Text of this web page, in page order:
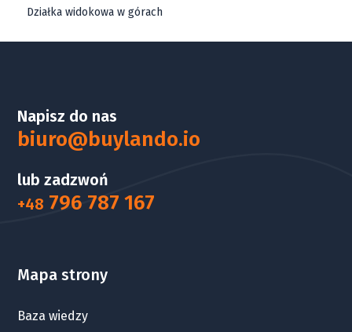
Działka widokowa w górach
Napisz do nas
biuro@buylando.io
lub zadzwoń
+48 796 787 167
Mapa strony
Baza wiedzy